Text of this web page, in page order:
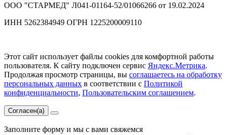
ООО "СТАРМЕД" Л041-01164-52/01066266 от 19.02.2024
ИНН 5262384949 ОГРН 1225200009110
Этот сайт использует файлы cookies для комфортной работы
пользователя. К сайту подключен сервис Яндекс.Метрика.
Продолжая просмотр страницы, вы соглашаетесь на обработку
персональных данных в соответствии с Политикой
конфиденциальности, Пользовательским соглашением.
Согласен(а)
Заполните форму и мы с вами свяжемся